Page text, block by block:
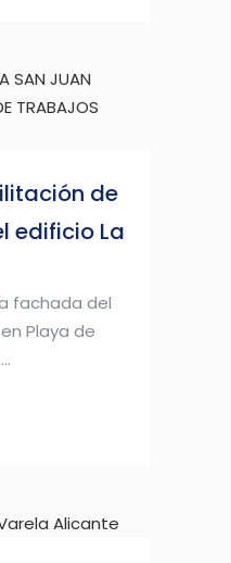
de
edificio La
fachada del
Playa de